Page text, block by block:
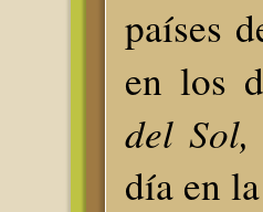
países
en los
del Sol,
día en